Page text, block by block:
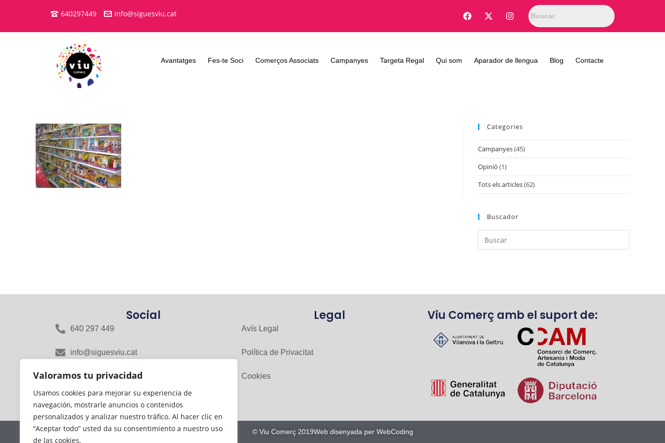
Valoramos tu privacidad
Usamos cookies para mejorar su experiencia de
navegación, mostrarle anuncios o contenidos
personalizados y analizar nuestro tráfico. Al hacer clic en
“Aceptar todo” usted da su consentimiento a nuestro uso
de las cookies.
640297449 info@siguesviu.cat
Avantatges Fes-te Soci Comerços Associats Campanyes Targeta Regal Qui som Aparador de llengua Blog Contacte
Categories
Campanyes(45)
Opinió (1)
Tots els articles(62)
Buscador
Social
640 297 449
info@siguesviu.cat
Rasa del Miquelet, 16, 08800 Vilanova i la
Geltrú, Barcelona
Legal
Avís Legal
Política de Privacitat
Cookies
Viu Comerç amb el suport de:
© Viu Comerç 2019Web disenyada per WebCoding